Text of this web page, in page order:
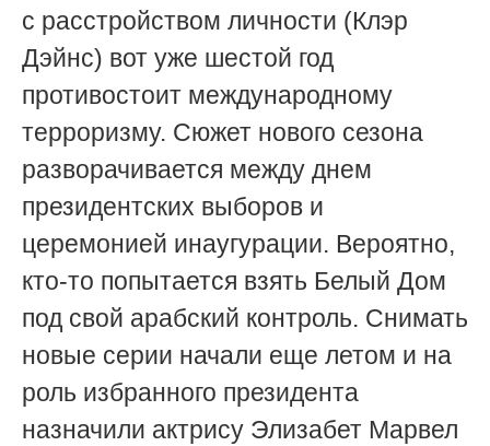
с расстройством личности (Клэр
Дэйнс) вот уже шестой год
противостоит международному
терроризму. Сюжет нового сезона
разворачивается между днем
президентских выборов и
церемонией инаугурации. Вероятно,
кто-то попытается взять Белый Дом
под свой арабский контроль. Снимать
новые серии начали еще летом и на
роль избранного президента
назначили актрису Элизабет Марвел